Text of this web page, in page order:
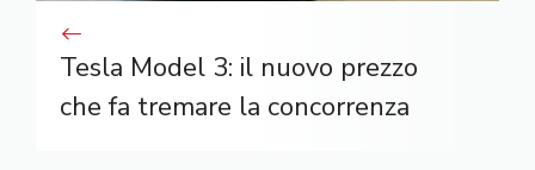
Tesla Model 3: il nuovo prezzo
che fa tremare la concorrenza